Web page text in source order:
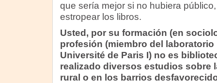
que sería mejor si no hubiera
estropear los libros.
Usted, por su formación (en
profesión (miembro del laboratorio
Université de Paris I) no es
realizado diversos estudios sobre
rural o en los barrios